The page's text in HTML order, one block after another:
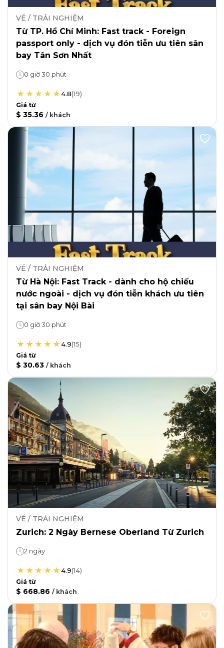
VÉ / TRẢI NGHIỆM
Từ TP. Hồ Chí Minh: Fast track - Foreign
passport only - dịch vụ đón tiễn ưu tiên sân
bay Tân Sơn Nhất
0 giờ 30 phút
4.8(19)
Giá từ
$ 35.36 / khách
VÉ / TRẢI NGHIỆM
Từ Hà Nội: Fast Track - dành cho hộ chiếu
nước ngoài - dịch vụ đón tiễn khách ưu tiên
tại sân bay Nội Bài
0 giờ 30 phút
4.9(15)
Giá từ
$ 30.63 / khách
VÉ / TRẢI NGHIỆM
Zurich: 2 Ngày Bernese Oberland Từ Zurich
2 ngày
4.9(14)
Giá từ
$ 668.86 / khách